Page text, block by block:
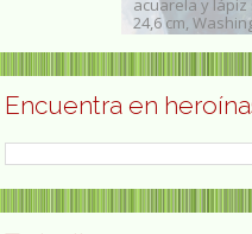
acuarela y lápiz
24,6 cm,
Encuentra en